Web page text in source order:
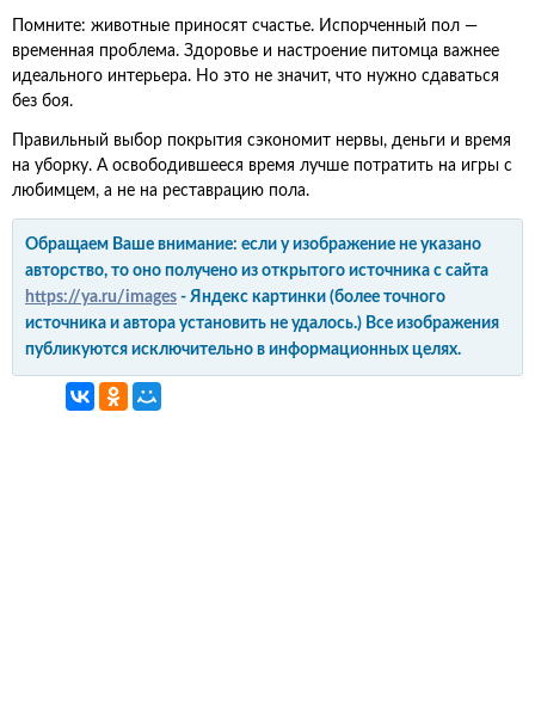
Помните: животные приносят счастье. Испорченный пол —
временная проблема. Здоровье и настроение питомца важнее
идеального интерьера. Но это не значит, что нужно сдаваться
без боя.
Правильный выбор покрытия сэкономит нервы, деньги и время
на уборку. А освободившееся время лучше потратить на игры с
любимцем, а не на реставрацию пола.
Обращаем Ваше внимание: если у изображение не указано
авторство, то оно получено из открытого источника с сайта
https://ya.ru/images - Яндекс картинки (более точного
источника и автора установить не удалось.) Все изображения
публикуются исключительно в информационных целях.